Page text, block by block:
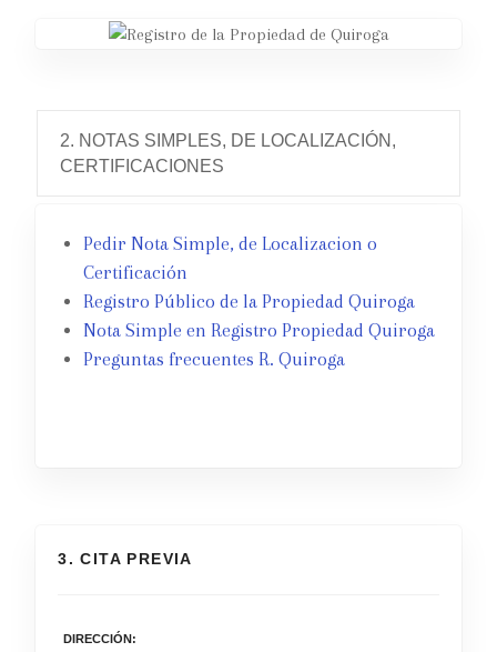
2. NOTAS SIMPLES, DE LOCALIZACIÓN,
CERTIFICACIONES
Pedir Nota Simple, de Localizacion o
Certificación
Registro Público de la Propiedad Quiroga
Nota Simple en Registro Propiedad Quiroga
Preguntas frecuentes R. Quiroga
3. CITA PREVIA
DIRECCIÓN